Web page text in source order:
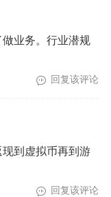
业务。行业潜规
回复该评论
到虚拟币再到游
回复该评论